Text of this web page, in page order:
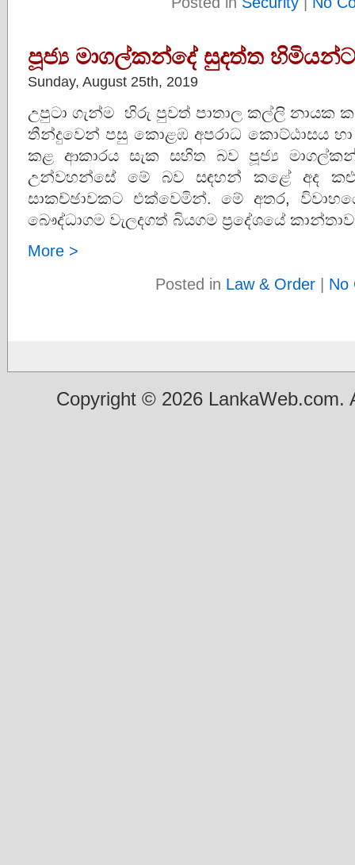
පූජ්‍ය මාගල්කන්දේ සුදත්ත
Sunday, August 25th, 2019
උපුටා ගැන්ම හිරු පුවත් පාතාල කල්ලි නායක
තීන්දුවෙන් පසු කොළඹ අපරාධ කොට්ඨාසය හා
කළ ආකාරය සැක සහිත බව පූජ්‍ය
උන්වහන්සේ මේ බව සඳහන් කළේ අද
සාකච්ඡාවකට එක්වෙමින්. මේ අතර,
බෞද්ධාගම වැලදගත් බියගම ප්‍රදේශයේ
More >
Posted in Law & Order| No
Copyright © 2026 LankaWeb.com.